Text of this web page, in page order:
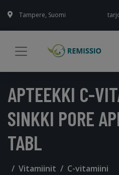
Tampere, Suomi
APTEEKKI C-
SINKKI PORE
TABL
Vitamiinit C-vitamiini